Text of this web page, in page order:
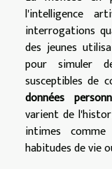
l'intelligence
interrogations
des jeunes
pour simuler
susceptibles de
données
varient de
intimes
habitudes de vie